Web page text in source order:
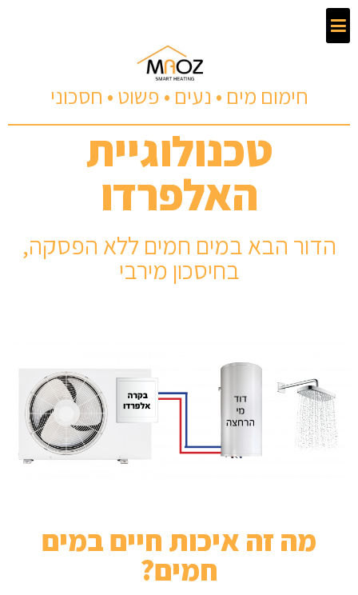
חימום מים • נעים • פשוט • חסכוני
טכנולוגיית
האלפרדו
הדור הבא במים חמים ללא הפסקה,
בחיסכון מירבי
מה זה איכות חיים במים
חמים?